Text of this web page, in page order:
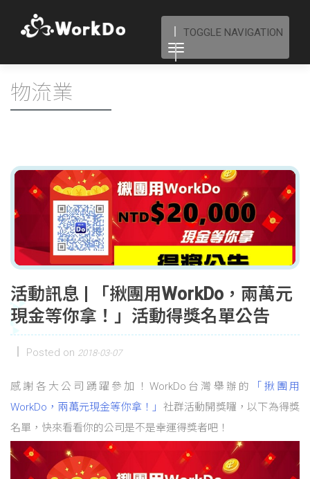
TOGGLE NAVIGATION
物流業
活動訊息 | 「揪團用WorkDo，兩萬元
現金等你拿！」活動得獎名單公告
Posted on 2018-03-07
感謝各大公司踴躍參加！WorkDo台灣舉辦的
「揪團用
WorkDo，兩萬元現金等你拿！」 社群活動開獎囉，以下為得獎
名單，快來看看你的公司是不是幸運得獎者吧！